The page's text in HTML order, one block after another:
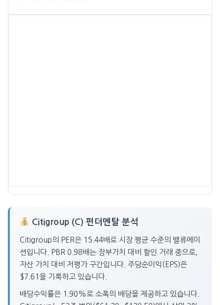
Citigroup (C) 펀더멘탈 분석
Citigroup의 PER은 15.44배로 시장 평균 수준의 밸류에이
션입니다. PBR 0.98배는 장부가치 대비 할인 거래 중으로,
자산 가치 대비 저평가 구간입니다. 주당순이익(EPS)은
$7.61을 기록하고 있습니다.
배당수익률은 1.90%로 소폭의 배당을 제공하고 있습니다.